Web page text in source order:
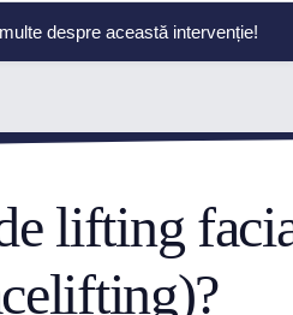
despre această intervenție!
lifting